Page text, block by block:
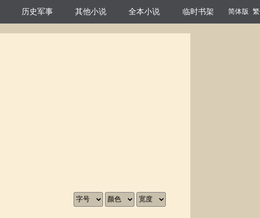
历史军事 其他小说 全本小说 临时书架 简体版